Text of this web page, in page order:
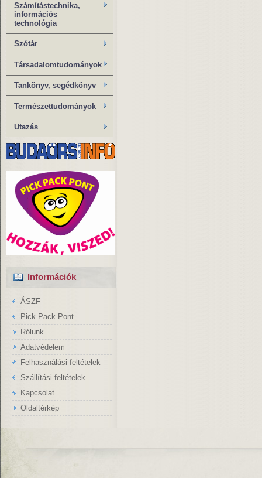
Számítástechnika,
információs
technológia
Szótár
Társadalomtudományok
Tankönyv, segédkönyv
Természettudományok
Utazás
Információk
ÁSZF
Pick Pack Pont
Rólunk
Adatvédelem
Felhasználási feltételek
Szállítási feltételek
Kapcsolat
Oldaltérkép